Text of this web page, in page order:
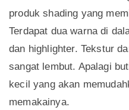
produk shading yang
Terdapat dua warna di
dan highlighter. Tekstur
sangat lembut. Apalagi
kecil yang akan
memakainya.